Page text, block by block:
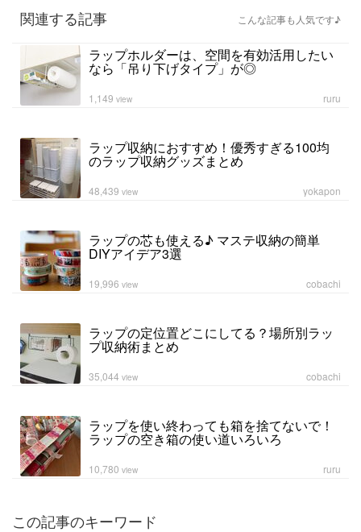
関連する記事 こんな記事も人気です♪
ラップホルダーは、空間を有効活用したい
なら「吊り下げタイプ」が◎
ruru
1,149 view
ラップ収納におすすめ！優秀すぎる100均
のラップ収納グッズまとめ
yokapon
48,439 view
ラップの芯も使える♪ マステ収納の簡単
DIYアイデア3選
cobachi
19,996 view
ラップの定位置どこにしてる？場所別ラッ
プ収納術まとめ
cobachi
35,044 view
ラップを使い終わっても箱を捨てないで！
ラップの空き箱の使い道いろいろ
ruru
10,780 view
この記事のキーワード